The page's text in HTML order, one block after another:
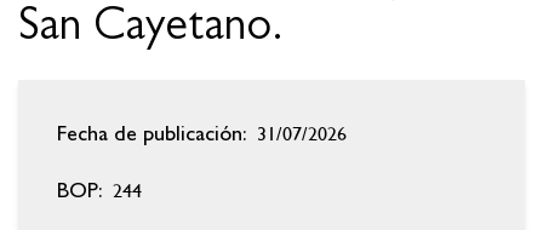
San Cayetano.
Fecha de publicación: 31/07/2026
BOP: 244